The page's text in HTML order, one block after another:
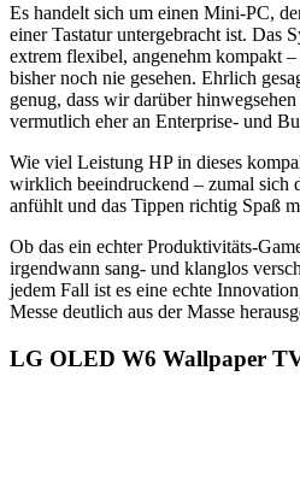
Es handelt sich um einen Mini-PC,
einer Tastatur untergebracht ist. Das
extrem flexibel, angenehm kompakt
bisher noch nie gesehen. Ehrlich
genug, dass wir darüber
vermutlich eher an Enterprise- und
Wie viel Leistung HP in dieses
wirklich beeindruckend – zumal sich
anfühlt und das Tippen richtig Spaß
Ob das ein echter Produktivitäts-
irgendwann sang- und klanglos
jedem Fall ist es eine echte
Messe deutlich aus der Masse
LG OLED W6 Wallpaper